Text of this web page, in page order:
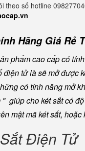
theo số hotline
Hãng Giá Rẻ
phẩm cao cấp có
tử là sẽ mở được
có tính năng mở
giúp cho két sắt có
mật mã két sắt,
Điện Tử